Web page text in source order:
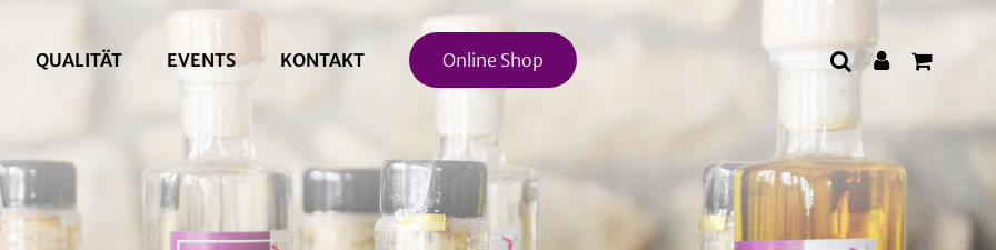
QUALITÄT EVENTS KONTAKT Online Shop